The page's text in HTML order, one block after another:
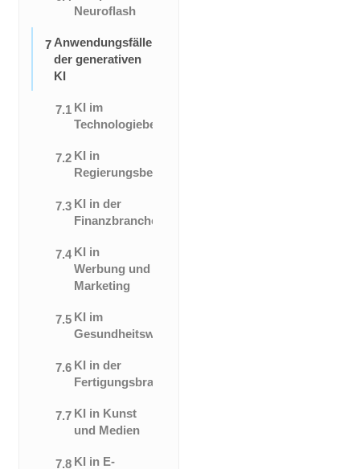
Neuroflash
7 Anwendungsfälle
der generativen
KI
7.1 KI im
Technologiebereich
7.2 KI in
Regierungsbehörden
7.3 KI in der
Finanzbranche
7.4 KI in
Werbung und
Marketing
7.5 KI im
Gesundheitswesen
7.6 KI in der
Fertigungsbranche
7.7 KI in Kunst
und Medien
7.8 KI in E-